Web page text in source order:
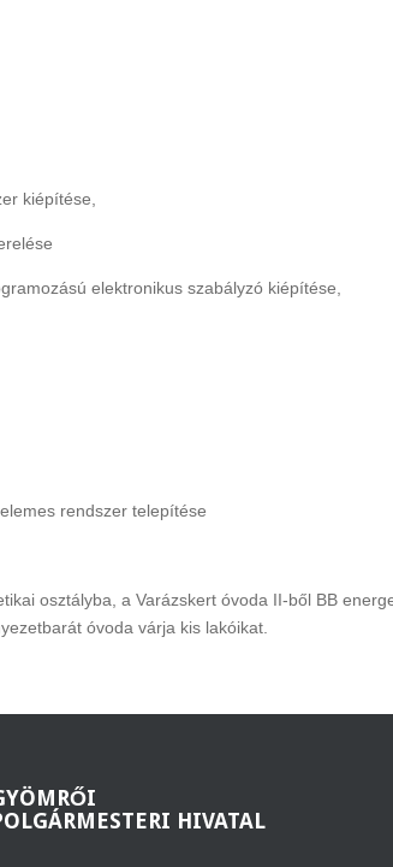
kiépítése,
elektronikus szabályzó kiépítése,
rendszer telepítése
osztályba, a Varázskert óvoda II-ből BB
óvoda várja kis lakóikat.
HIVATAL